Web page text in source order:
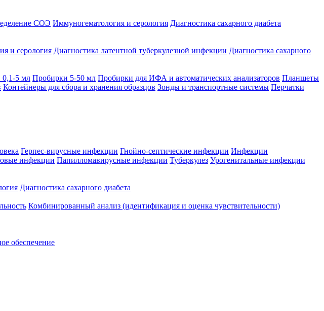
СОЭ Иммуногематология и серология Диагностика сахарного диабета
и серология Диагностика латентной туберкулезной инфекции Диагностика сахарного
5 мл Пробирки 5-50 мл Пробирки для ИФА и автоматических анализаторов Планшеты
Контейнеры для сбора и хранения образцов Зонды и транспортные системы Перчатки
Герпес-вирусные инфекции Гнойно-септические инфекции Инфекции
инфекции Папилломавирусные инфекции Туберкулез Урогенитальные инфекции
Диагностика сахарного диабета
Комбинированный анализ (идентификация и оценка чувствительности)
обеспечение